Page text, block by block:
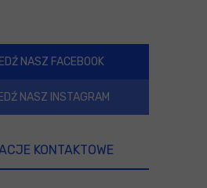
NASZ FACEBOOK
NASZ INSTAGRAM
KONTAKTOWE